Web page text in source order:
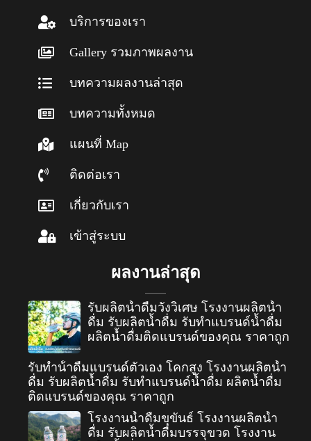
บริการของเรา
Gallery รวมภาพผลงาน
บทความผลงานล่าสุด
บทความทั้งหมด
แผนที่ Map
ติดต่อเรา
เกี่ยวกับเรา
เข้าสู่ระบบ
ผลงานล่าสุด
รับผลิตน้ำดื่มวังวิเศษ โรงงานผลิตน้ำ
ดื่ม รับผลิตน้ำดื่ม รับทำแบรนด์น้ำดื่ม
ผลิตน้ำดื่มติดแบรนด์ของคุณ ราคาถูก
รับทําน้ําดื่มแบรนด์ตัวเอง โคกสูง โรงงานผลิตน้ำ
ดื่ม รับผลิตน้ำดื่ม รับทำแบรนด์น้ำดื่ม ผลิตน้ำดื่ม
ติดแบรนด์ของคุณ ราคาถูก
โรงงานน้ำดื่มขุขันธ์ โรงงานผลิตน้ำ
ดื่ม รับผลิตน้ำดื่มบรรจุขวด โรงงาน